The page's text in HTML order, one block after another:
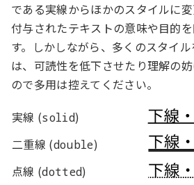
である実線からほかのスタイルに
付与されたテキストの意味や目的
す。しかしながら、多くのスタイ
は、可読性を低下させたり理解の
ので多用は控えてください。
実線 (solid)
二重線 (double)
点線 (dotted)